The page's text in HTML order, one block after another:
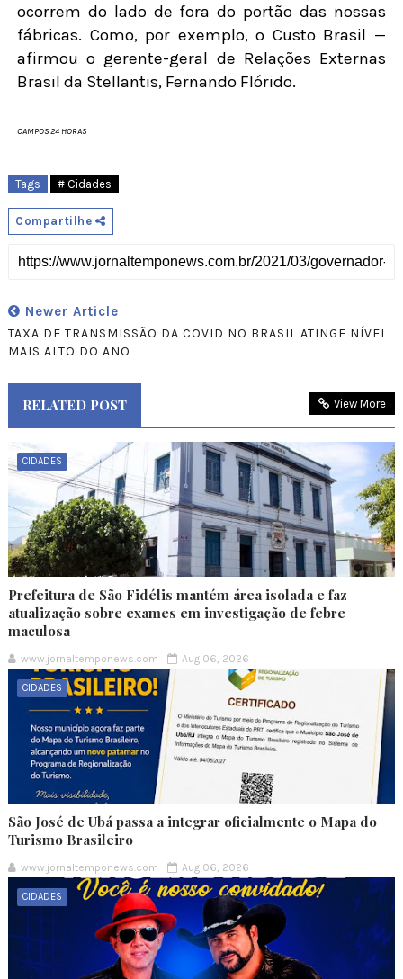
ocorrem do lado de fora do portão das nossas
fábricas. Como, por exemplo, o Custo Brasil —
afirmou o gerente-geral de Relações Externas
Brasil da Stellantis, Fernando Flórido.
CAMPOS 24 HORAS
Tags # Cidades
Compartilhe
Newer Article
TAXA DE TRANSMISSÃO DA COVID NO BRASIL ATINGE NÍVEL
MAIS ALTO DO ANO
RELATED POST View More
CIDADES
Prefeitura de São Fidélis mantém área isolada e faz
atualização sobre exames em investigação de febre
maculosa
www.jornaltemponews.com Aug 06, 2026
CIDADES
São José de Ubá passa a integrar oficialmente o Mapa do
Turismo Brasileiro
www.jornaltemponews.com Aug 06, 2026
CIDADES